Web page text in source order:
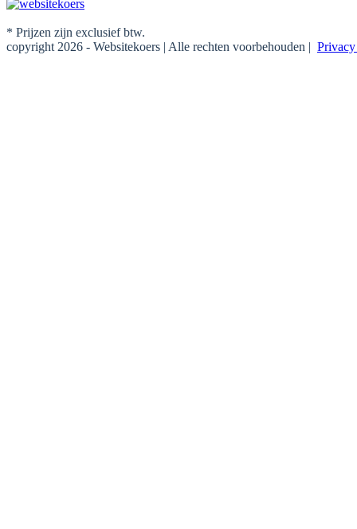
* Prijzen zijn exclusief btw.
copyright 2026 - Websitekoers | Alle rechten voorbehouden |